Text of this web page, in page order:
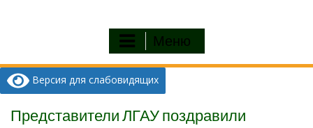
Меню
Версия для слабовидящих
Представители ЛГАУ поздравили